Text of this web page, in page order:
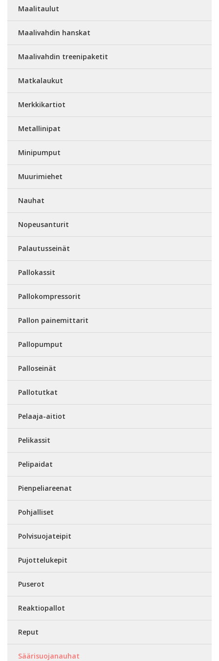
Maalitaulut
Maalivahdin hanskat
Maalivahdin treenipaketit
Matkalaukut
Merkkikartiot
Metallinipat
Minipumput
Muurimiehet
Nauhat
Nopeusanturit
Palautusseinät
Pallokassit
Pallokompressorit
Pallon painemittarit
Pallopumput
Palloseinät
Pallotutkat
Pelaaja-aitiot
Pelikassit
Pelipaidat
Pienpeliareenat
Pohjalliset
Polvisuojateipit
Pujottelukepit
Puserot
Reaktiopallot
Reput
Säärisuojanauhat